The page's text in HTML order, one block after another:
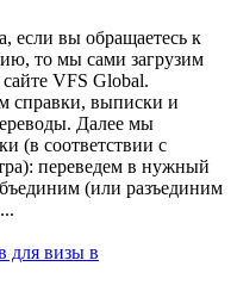
если вы обращаетесь к
то мы сами загрузим
VFS Global.
справки, выписки и
Далее мы
(в соответствии с
переведем в нужный
(или разъединим
для визы в